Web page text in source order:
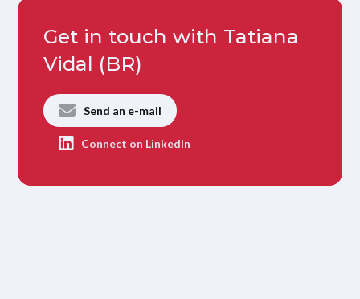
Get in touch with Tatiana
Vidal (BR)
Send an e-mail
Connect on LinkedIn